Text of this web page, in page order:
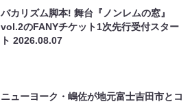
バカリズム脚本! 舞台『ノンレムの窓』
vol.2のFANYチケット1次先行受付スター
ト2026.08.07
ニューヨーク・嶋佐が地元富士吉田市とコ